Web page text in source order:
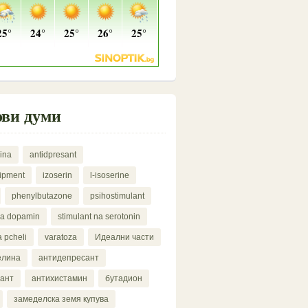
думи
antidpresant
izoserin l-isoserine
phenylbutazone psihostimulant
dopamin stimulant na serotonin
pcheli varatoza Идеални части
антидепресант
антихистамин бутадион
замеделска земя купува